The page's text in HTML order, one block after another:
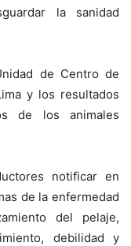
la sanidad
de Centro de
y los resultados
de los animales
notificar en
de la enfermedad
del pelaje,
debilidad y